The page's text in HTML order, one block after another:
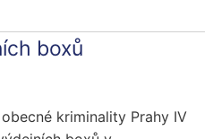
boxů
kriminality Prahy IV